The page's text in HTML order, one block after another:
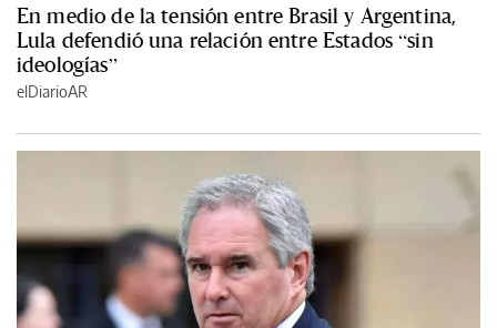
En medio de la tensión entre Brasil y Argentina,
Lula defendió una relación entre Estados “sin
ideologías”
elDiarioAR